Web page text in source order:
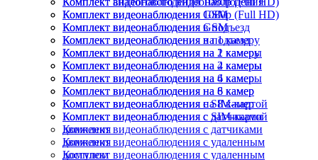
Комплект видеонаблюдения GSM
Комплект видеонаблюдения в подъезд
Комплект видеонаблюдения на 1 камеру
Комплект видеонаблюдения на 2 камеры
Комплект видеонаблюдения на 4 камеры
Комплект видеонаблюдения на 6 камер
Комплект видеонаблюдения на 8 камер
Комплект видеонаблюдения с SIM-картой
Комплект видеонаблюдения с датчиками
движения
Комплект видеонаблюдения с удаленным
доступом
Комплект видеонаблюдения 1080p (Full HD)
Комплект видеонаблюдения GSM
Комплект видеонаблюдения в подъезд
Комплект видеонаблюдения на 1 камеру
Комплект видеонаблюдения на 2 камеры
Комплект видеонаблюдения на 4 камеры
Комплект видеонаблюдения на 6 камер
Комплект видеонаблюдения на 8 камер
Комплект видеонаблюдения с SIM-картой
Комплект видеонаблюдения с датчиками
движения
Комплект видеонаблюдения с удаленным